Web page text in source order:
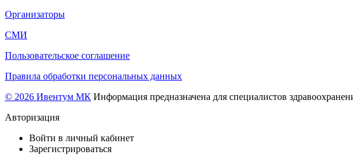
Организаторы
СМИ
Пользовательское соглашение
Правила обработки персональных данных
© 2026 Ивентум МК Информация предназначена для специалистов
Авторизация
Войти в личный кабинет
Зарегистрироваться